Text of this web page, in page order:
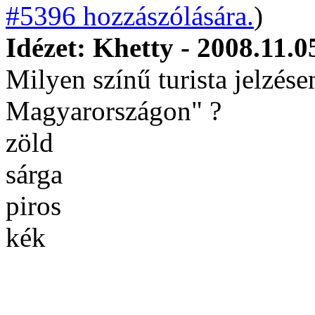
#5396 hozzászólására.)
Idézet: Khetty -
Milyen színű turista
Magyarországon" ?
zöld
sárga
piros
kék